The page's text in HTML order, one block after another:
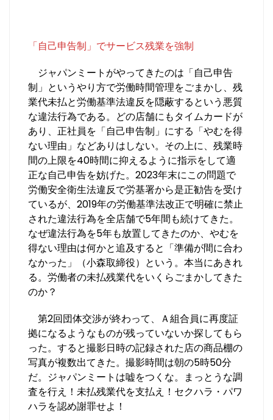
「自己申告制」でサービス残業を強制
ジャパンミートがやってきたのは「自己申告
制」というやり方で労働時間管理をごまかし、残
業代未払と労働基準法違反を隠蔽するという悪質
な違法行為である。どの店舗にもタイムカードが
あり、正社員を「自己申告制」にする「やむを得
ない理由」などありはしない。その上に、残業時
間の上限を40時間に抑えるように指示をして適
正な自己申告を妨げた。2023年末にこの問題で
労働安全衛生法違反で労基署から是正勧告を受け
ているが、2019年の労働基準法改正で明確に禁止
された違法行為を全店舗で5年間も続けてきた。
なぜ違法行為を5年も放置してきたのか、やむを
得ない理由は何かと追及すると「準備が間に合わ
なかった」（小森取締役）という。本当にあきれ
る。労働者の未払残業代をいくらごまかしてきた
のか？
第2回団体交渉が終わって、Ａ組合員に再度証
拠になるようなものが残っていないか探してもら
った。すると撮影日時の記録された店の商品棚の
写真が複数出てきた。撮影時間は朝の5時50分
だ。ジャパンミートは嘘をつくな。まっとうな調
査を行え！未払残業代を支払え！セクハラ・パワ
ハラを認め謝罪せよ！